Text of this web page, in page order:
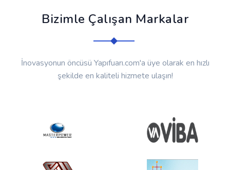
Bizimle Çalışan Markalar
İnovasyonun öncüsü Yapıfuarı.com'a üye olarak en hızlı
şekilde en kaliteli hizmete ulaşın!